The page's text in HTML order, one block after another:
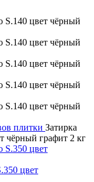
плитки Затирка
чёрный графит 2 кг
цвет